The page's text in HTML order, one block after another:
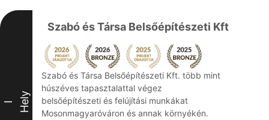
I Hely
Szabó és Társa Belsőépítészeti Kft
Szabó és Társa Belsőépítészeti Kft. több mint
húszéves tapasztalattal végez
belsőépítészeti és felújítási munkákat
Mosonmagyaróváron és annak környékén.